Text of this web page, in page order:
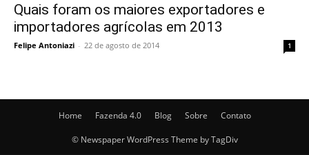
Quais foram os maiores exportadores e
importadores agrícolas em 2013
Felipe Antoniazi - 22 de agosto de 2014 1
Home Fazenda 4.0 Blog Sobre Contato
© Newspaper WordPress Theme by TagDiv